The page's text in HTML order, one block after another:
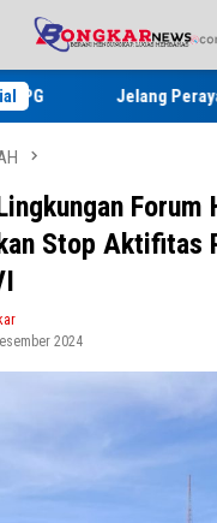
Jelang Perayaan HUT RI
Forum
Stop Aktifitas
2024